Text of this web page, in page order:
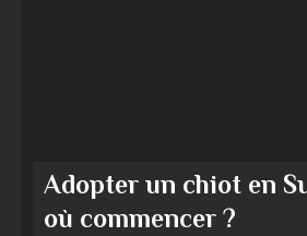
Adopter un chiot en
où commencer ?